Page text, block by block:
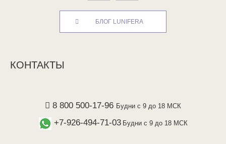
БЛОГ LUNIFERA
КОНТАКТЫ
8 800 500-17-96 Будни с 9 до 18 МСК
+7-926-494-71-03 Будни с 9 до 18 МСК